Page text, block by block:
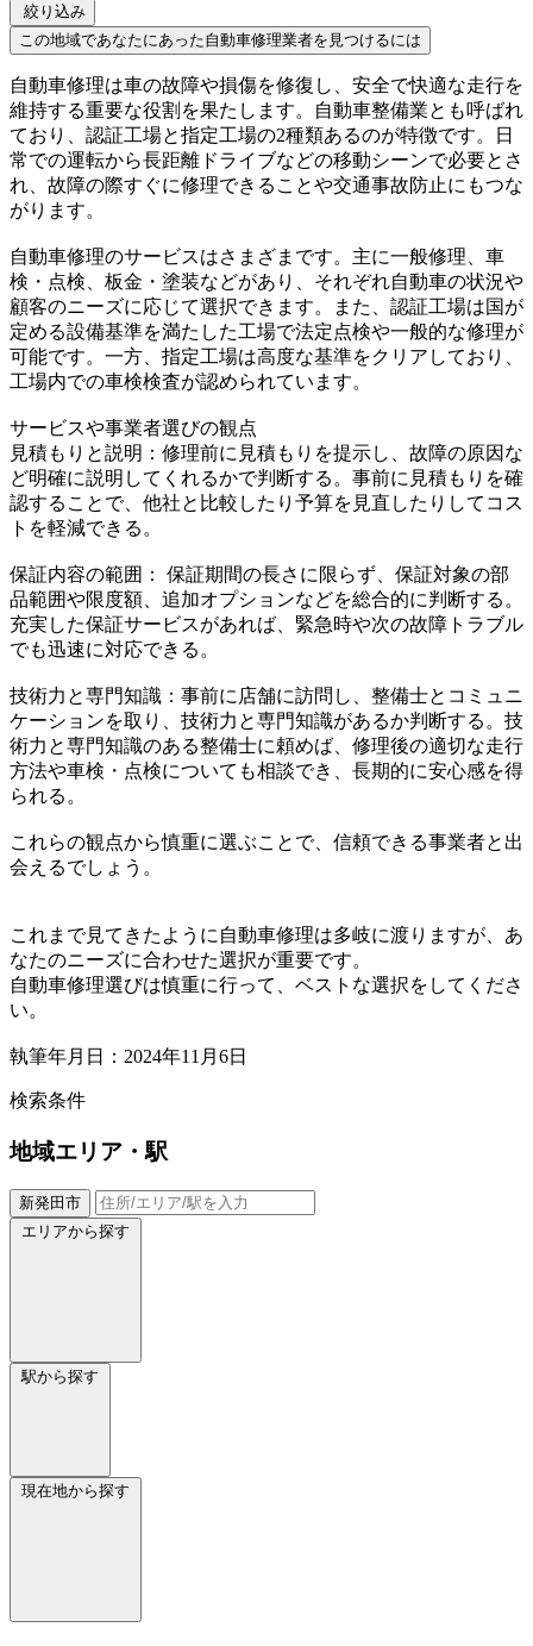
絞り込み
この地域であなたにあった自動車修理業者を見つけるには
自動車修理は車の故障や損傷を修復し、安全で快適な走行を
維持する重要な役割を果たします。自動車整備業とも呼ばれ
ており、認証工場と指定工場の2種類あるのが特徴です。日
常での運転から長距離ドライブなどの移動シーンで必要とさ
れ、故障の際すぐに修理できることや交通事故防止にもつな
がります。
自動車修理のサービスはさまざまです。主に一般修理、車
検・点検、板金・塗装などがあり、それぞれ自動車の状況や
顧客のニーズに応じて選択できます。また、認証工場は国が
定める設備基準を満たした工場で法定点検や一般的な修理が
可能です。一方、指定工場は高度な基準をクリアしており、
工場内での車検検査が認められています。
サービスや事業者選びの観点
見積もりと説明：修理前に見積もりを提示し、故障の原因な
ど明確に説明してくれるかで判断する。事前に見積もりを確
認することで、他社と比較したり予算を見直したりしてコス
トを軽減できる。
保証内容の範囲： 保証期間の長さに限らず、保証対象の部
品範囲や限度額、追加オプションなどを総合的に判断する。
充実した保証サービスがあれば、緊急時や次の故障トラブル
でも迅速に対応できる。
技術力と専門知識：事前に店舗に訪問し、整備士とコミュニ
ケーションを取り、技術力と専門知識があるか判断する。技
術力と専門知識のある整備士に頼めば、修理後の適切な走行
方法や車検・点検についても相談でき、長期的に安心感を得
られる。
これらの観点から慎重に選ぶことで、信頼できる事業者と出
会えるでしょう。
これまで見てきたように自動車修理は多岐に渡りますが、あ
なたのニーズに合わせた選択が重要です。
自動車修理選びは慎重に行って、ベストな選択をしてくださ
い。
執筆年月日：2024年11月6日
検索条件
地域エリア・駅
新発田市
エリアから探す
駅から探す
現在地から探す